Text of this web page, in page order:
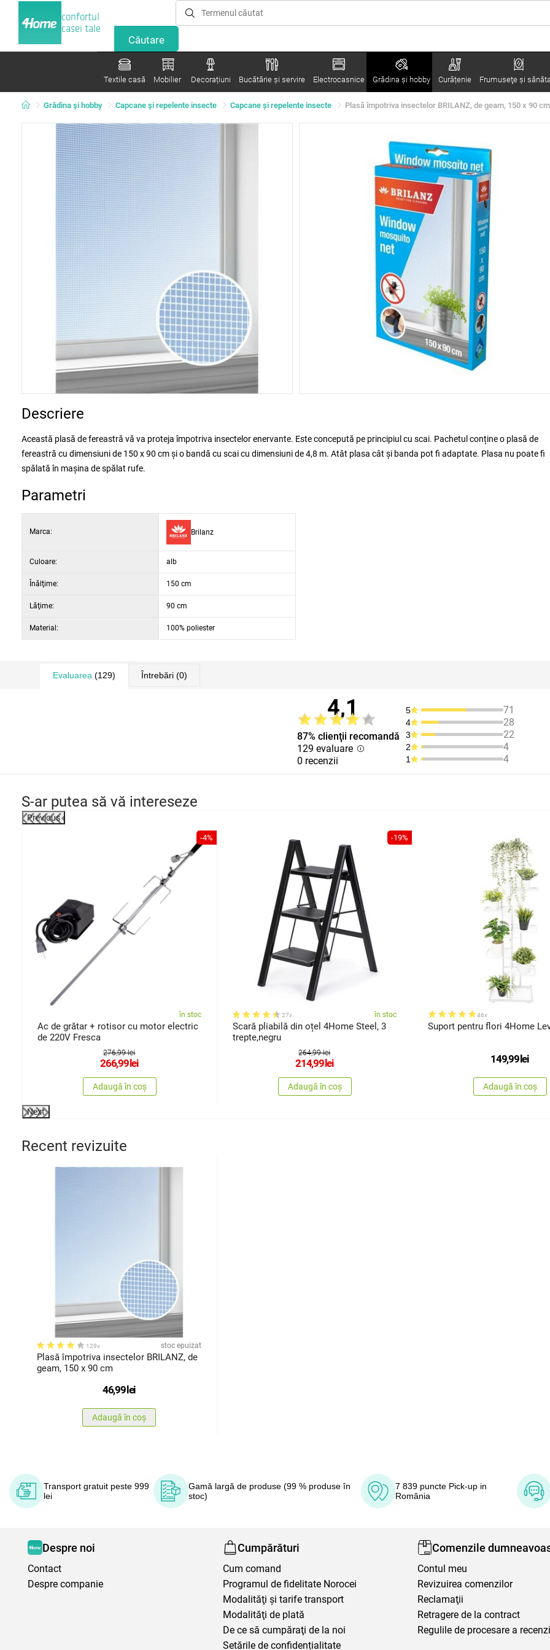
confortul
casei tale
Textile casă Mobilier Decorațiuni Bucătărie și servire Electrocasnice Grădina şi hobby Curățenie Frumuseţe şi
Grădina şi hobby Capcane şi repelente insecte Capcane şi repelente insecte Plasă împotriva insectelor BRILANZ, de geam, 150 x 90 cm
Descriere
Această plasă de fereastră vă va proteja împotriva insectelor enervante. Este concepută pe principiul cu scai. Pachetul conține o plasă de
fereastră cu dimensiuni de 150 x 90 cm și o bandă cu scai cu dimensiuni de 4,8 m. Atât plasa cât și banda pot fi adaptate. Plasa nu poate fi
spălată în mașina de spălat rufe.
Parametri
Marca: Brilanz
Culoare: alb
Înălţime: 150 cm
Lăţime: 90 cm
Material: 100% poliester
Evaluarea (129) Întrebări (0)
4,1
87% clienţii recomandă
129 evaluare
0 recenzii
5 71
4 28
3 22
2 4
1 4
S-ar putea să vă intereseze
Previous
-4%
în stoc
Ac de grătar + rotisor cu motor electric
de 220V Fresca
276,99 lei
266,99lei
Adaugă în coș
-19%
27x în stoc
Scară pliabilă din oțel 4Home Steel, 3
trepte,negru
264,99 lei
214,99lei
Adaugă în coș
46x
Suport pentru flori 4Home
149,99lei
Adaugă în coș
Next
Recent revizuite
129x stoc epuizat
Plasă împotriva insectelor BRILANZ, de
geam, 150 x 90 cm
46,99lei
Adaugă în coș
Transport gratuit peste 999
lei
Gamă largă de produse (99 % produse în
stoc)
7 839 puncte Pick-up in
România
Despre noi
Contact
Despre companie
Cumpărături
Cum comand
Programul de fidelitate Norocei
Modalităţi şi tarife transport
Modalităţi de plată
De ce să cumpăraţi de la noi
Setările de confidențialitate
Comenzile
Contul meu
Revizuirea comenzilor
Reclamaţii
Retragere de la contract
Regulile de procesare a